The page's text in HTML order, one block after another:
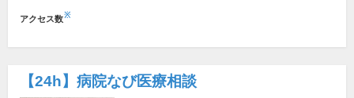
アクセス数※
【24h】 病院なび医療相談